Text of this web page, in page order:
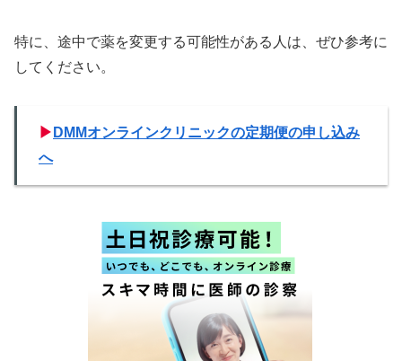
特に、途中で薬を変更する可能性がある人は、ぜひ参考に
してください。
▶ DMMオンラインクリニックの定期便の申し込み
へ